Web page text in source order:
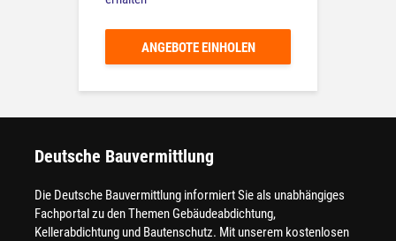
ANGEBOTE EINHOLEN
Deutsche Bauvermittlung
Die Deutsche Bauvermittlung informiert Sie als unabhängiges
Fachportal zu den Themen Gebäudeabdichtung,
Kellerabdichtung und Bautenschutz. Mit unserem kostenlosen